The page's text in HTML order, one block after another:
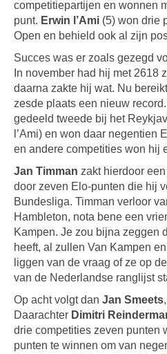
competitiepartijen en wonnen
punt. Erwin l’Ami (5) won drie
Open en behield ook al zijn
Succes was er zoals gezegd
In november had hij met 2618
daarna zakte hij wat. Nu
zesde plaats een nieuw
gedeeld tweede bij het
l’Ami) en won daar negentien
en andere competities won hij
Jan Timman zakt hierdoor
door zeven Elo-punten die hij
Bundesliga. Timman verloor
Hambleton, nota bene een
Kampen. Je zou bijna zeggen
heeft, al zullen Van Kampen
liggen van de vraag of ze op
van de Nederlandse ranglijst
Op acht volgt dan Jan Smeets
Daarachter Dimitri
drie competities zeven punten
punten te winnen om van